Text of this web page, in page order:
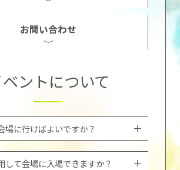
お問い合わせ
ントについて
場に行けばよいですか？
して会場に入場できますか？